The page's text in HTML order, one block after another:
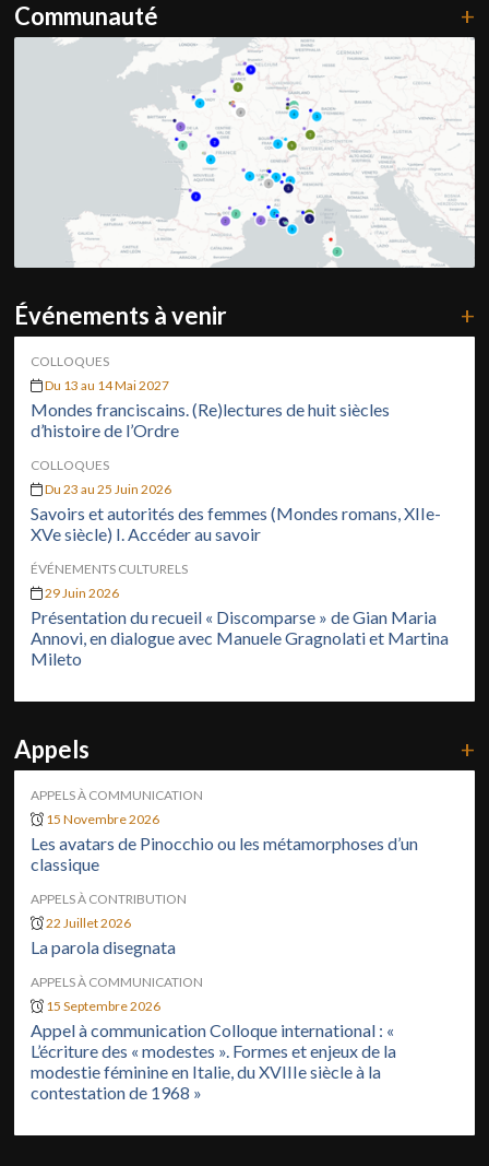
Communauté +
Événements à venir +
COLLOQUES
Du 13 au 14 Mai 2027
Mondes franciscains. (Re)lectures de huit siècles
d’histoire de l’Ordre
COLLOQUES
Du 23 au 25 Juin 2026
Savoirs et autorités des femmes (Mondes romans, XIIe-
XVe siècle) I. Accéder au savoir
ÉVÉNEMENTS CULTURELS
29 Juin 2026
Présentation du recueil « Discomparse » de Gian Maria
Annovi, en dialogue avec Manuele Gragnolati et Martina
Mileto
Appels +
APPELS À COMMUNICATION
15 Novembre 2026
Les avatars de Pinocchio ou les métamorphoses d’un
classique
APPELS À CONTRIBUTION
22 Juillet 2026
La parola disegnata
APPELS À COMMUNICATION
15 Septembre 2026
Appel à communication Colloque international : «
L’écriture des « modestes ». Formes et enjeux de la
modestie féminine en Italie, du XVIIIe siècle à la
contestation de 1968 »